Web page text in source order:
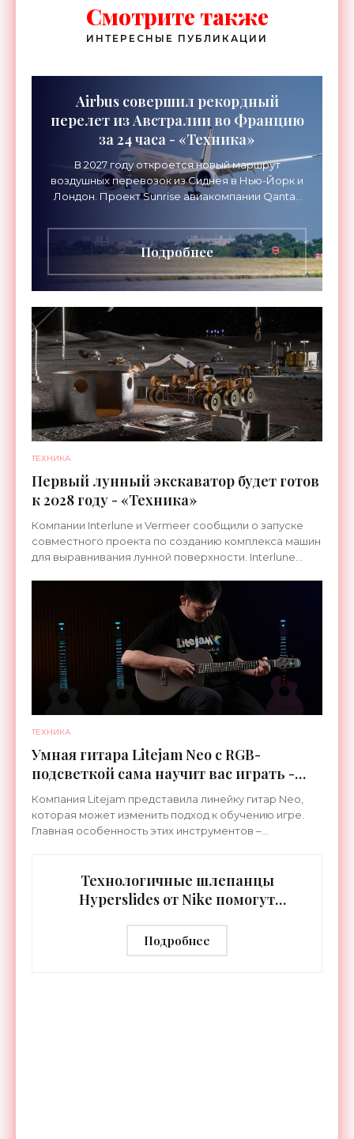
Смотрите также
ИНТЕРЕСНЫЕ ПУБЛИКАЦИИ
Airbus совершил рекордный
перелет из Австралии во Францию
за 24 часа - «Техника»
В 2027 году откроется новый маршрут
воздушных перевозок из Сиднея в Нью-Йорк и
Лондон. Проект Sunrise авиакомпании Qantas
длительностью до 24
Подробнее
ТЕХНИКА
Первый лунный экскаватор будет готов
к 2028 году - «Техника»
Компании Interlune и Vermeer сообщили о запуске
совместного проекта по созданию комплекса машин
для выравнивания лунной поверхности. Interlune
ТЕХНИКА
Умная гитара Litejam Neo с RGB-
подсветкой сама научит вас играть -
«Гаджеты»
Компания Litejam представила линейку гитар Neo,
которая может изменить подход к обучению игре.
Главная особенность этих инструментов –
Технологичные шлепанцы
Hyperslides от Nike помогут
тренировки - «Гаджеты»
Подробнее